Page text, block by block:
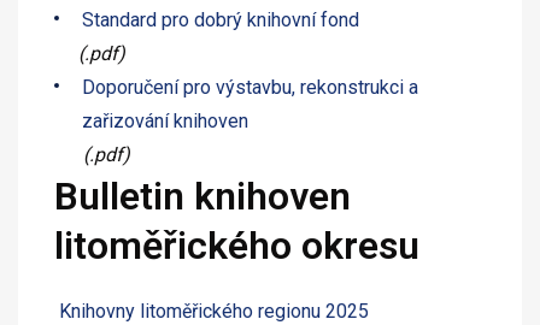
Standard pro dobrý knihovní fond
(.pdf)
Doporučení pro výstavbu, rekonstrukci a
zařizování knihoven
(.pdf)
Bulletin knihoven
litoměřického okresu
Knihovny litoměřického regionu 2025